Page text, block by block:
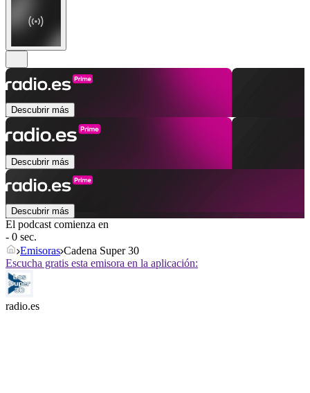
Descubrir más
Descubrir más
Descubrir más
El podcast comienza en
- 0 sec.
Emisoras Cadena Super 30
Escucha gratis esta emisora en la aplicación:
radio.es